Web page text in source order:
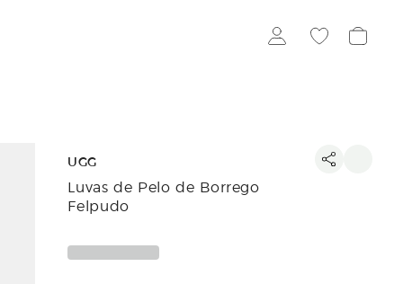
UGG
Luvas de Pelo de Borrego
Felpudo